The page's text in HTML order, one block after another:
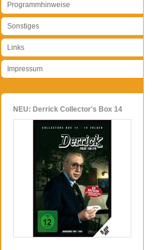
Programmhinweise
Sonstiges
Links
Impressum
NEU: Derrick Collector's Box 14